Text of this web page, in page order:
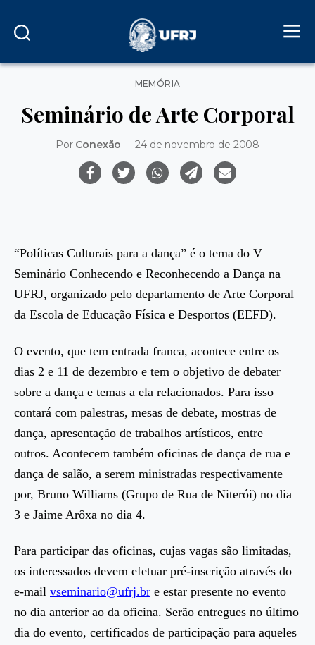
Categorias
MEMÓRIA
Seminário de Arte Corporal
Por Conexão 24 de novembro de 2008
“Políticas Culturais para a dança” é o tema do V
Seminário Conhecendo e Reconhecendo a Dança na
UFRJ, organizado pelo departamento de Arte Corporal
da Escola de Educação Física e Desportos (EEFD).
O evento, que tem entrada franca, acontece entre os
dias 2 e 11 de dezembro e tem o objetivo de debater
sobre a dança e temas a ela relacionados. Para isso
contará com palestras, mesas de debate, mostras de
dança, apresentação de trabalhos artísticos, entre
outros. Acontecem também oficinas de dança de rua e
dança de salão, a serem ministradas respectivamente
por, Bruno Williams (Grupo de Rua de Niterói) no dia
3 e Jaime Arôxa no dia 4.
Para participar das oficinas, cujas vagas são limitadas,
os interessados devem efetuar pré-inscrição através do
e-mail vseminario@ufrj.br e estar presente no evento
no dia anterior ao da oficina. Serão entregues no último
dia do evento, certificados de participação para aqueles